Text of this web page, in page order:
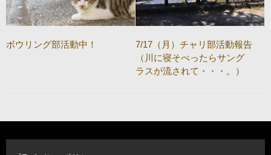
ボウリング部活動中！
7/17（月）チャリ部活動報告
（川に寝そべったらサング
ラスが流されて・・・。）